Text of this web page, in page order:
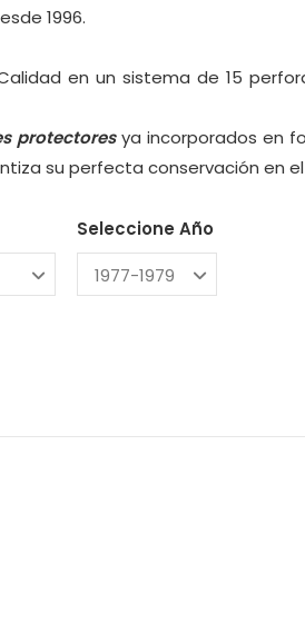
1996.
en un sistema de 15
protectoresya incorporados en
su perfecta conservación en
Seleccione Año